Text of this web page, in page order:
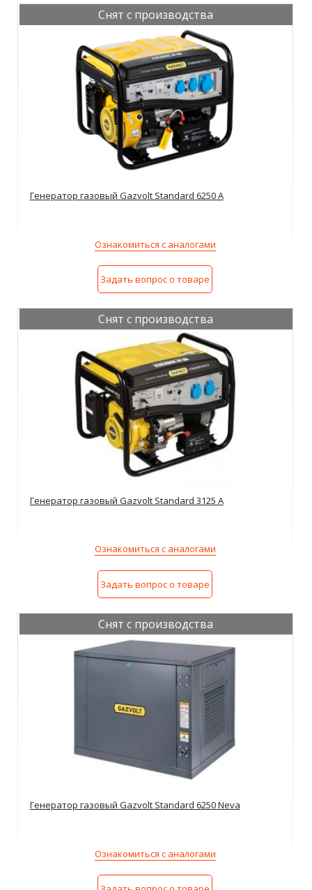
Снят с производства
Генератор газовый Gazvolt Standard 6250 A
Ознакомиться с аналогами
Задать вопрос о товаре
Снят с производства
Генератор газовый Gazvolt Standard 3125 A
Ознакомиться с аналогами
Задать вопрос о товаре
Снят с производства
Генератор газовый Gazvolt Standard 6250 Neva
Ознакомиться с аналогами